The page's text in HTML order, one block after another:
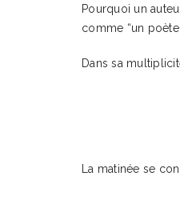
Pourquoi un
comme “un
Dans sa
La matinée se